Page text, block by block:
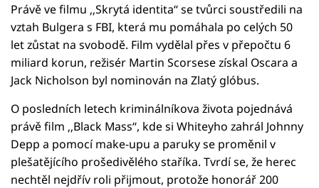
Právě ve filmu ‚‚Skrytá identita‘‘ se tvůrci soustředili na
vztah Bulgera s FBI, která mu pomáhala po celých 50
let zůstat na svobodě. Film vydělal přes v přepočtu 6
miliard korun, režisér Martin Scorsese získal Oscara a
Jack Nicholson byl nominován na Zlatý glóbus.
O posledních letech kriminálníkova života pojednává
právě film ‚‚Black Mass‘‘, kde si Whiteyho zahrál Johnny
Depp a pomocí make-upu a paruky se proměnil v
plešatějícího prošedivělého staříka. Tvrdí se, že herec
nechtěl nejdřív roli přijmout, protože honorář 200